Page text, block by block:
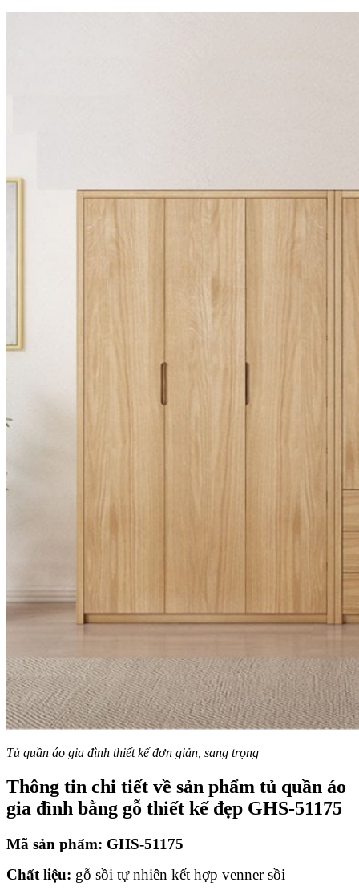
Tủ quần áo gia đình thiết kế đơn giản, sang trọng
Thông tin chi tiết về sản phẩm tủ quần áo
gia đình bằng gỗ thiết kế đẹp GHS-51175
Mã sản phẩm: GHS-51175
Chất liệu: gỗ sồi tự nhiên kết hợp venner sồi